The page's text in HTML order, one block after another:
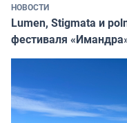
НОВОСТИ
Lumen, Stigmata и
фестиваля